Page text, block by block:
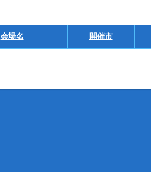
会場名 開催市